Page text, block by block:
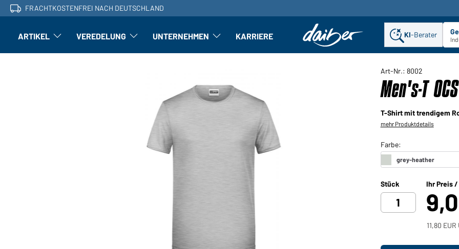
FRACHTKOSTENFREI NACH DEUTSCHLAND
ARTIKEL Artikel: Untermenü öffnen
VEREDELUNG Veredelung: Untermenü öffnen
UNTERNEHMEN Unternehmen: Untermenü öffnen
KARRIERE KI-Berater
Art-Nr.: 8002
Men's-T
T-Shirt mit trendigem
mehr Produktdetails
Stück Ihr Preis
11,80